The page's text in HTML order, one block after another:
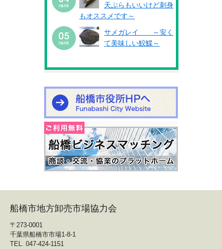
天ぷらもいいけど刺身
もオススメです～
サメガレイ ～安く
て美味しい鮫鰈～
船橋市地方卸売市場協力会
〒273-0001
千葉県船橋市市場1-8-1
TEL. 047-424-1151